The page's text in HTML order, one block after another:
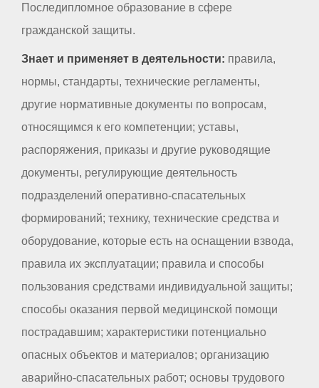
Последипломное образование в сфере
гражданской защиты.
Знает и применяет в деятельности: правила,
нормы, стандарты, технические регламенты,
другие нормативные документы по вопросам,
относящимся к его компетенции; уставы,
распоряжения, приказы и другие руководящие
документы, регулирующие деятельность
подразделений оперативно-спасательных
формирований; технику, технические средства и
оборудование, которые есть на оснащении взвода,
правила их эксплуатации; правила и способы
пользования средствами индивидуальной защиты;
способы оказания первой медицинской помощи
пострадавшим; характеристики потенциально
опасных объектов и материалов; организацию
аварийно-спасательных работ; основы трудового